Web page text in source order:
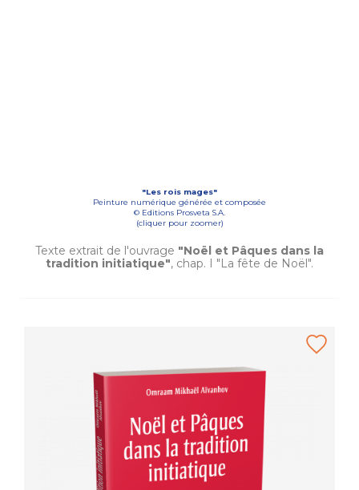
"Les rois mages"
Peinture numérique générée et composée
© Editions Prosveta S.A.
(cliquer pour zoomer)
Texte extrait de l'ouvrage "Noël et Pâques dans la
tradition initiatique", chap. I "La fête de Noël".